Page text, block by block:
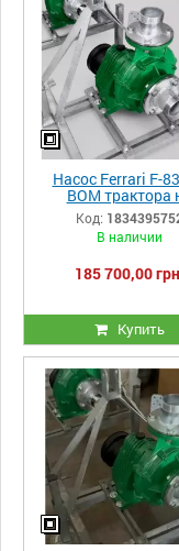
Насос Ferrari F-
ВОМ трактора
оцинкованій
підключаються
трактора
продуктивність
Код:
В наличии
185 700,00
Купить